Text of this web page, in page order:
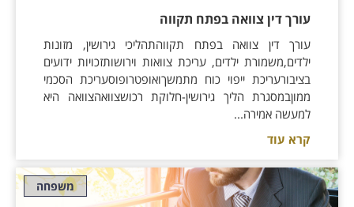
עורך דין צוואה בפתח תקווה
עורך דין צוואה בפתח תקווהתהליכי גירושין, מזונות
ילדים,משמורת ילדים, עריכת צוואות וירושותזכויות ידועים
בציבורעריכת ייפוי כוח מתמשךואופטרופוסעריכת הסכמי
ממוןבמסגרת הליך גירושין-חלוקת רכושצוואהצוואה היא
למעשה אמירה...
קרא עוד
משפחה